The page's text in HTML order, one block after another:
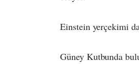
Einstein yerçekimi
Güney Kutbunda